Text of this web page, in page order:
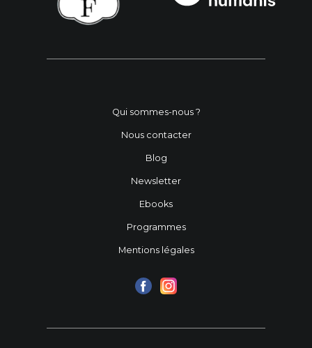
Qui sommes-nous ?
Nous contacter
Blog
Newsletter
Ebooks
Programmes
Mentions légales